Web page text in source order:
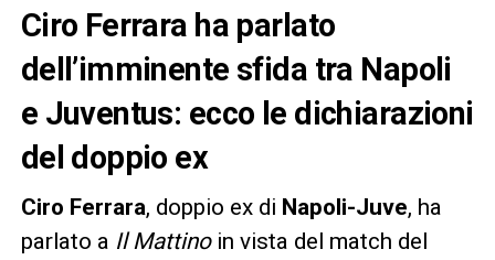
Ciro Ferrara ha parlato
dell’imminente sfida tra Napoli
e Juventus: ecco le dichiarazioni
del doppio ex
Ciro Ferrara, doppio ex di Napoli-Juve, ha
parlato a Il Mattinoin vista del match del